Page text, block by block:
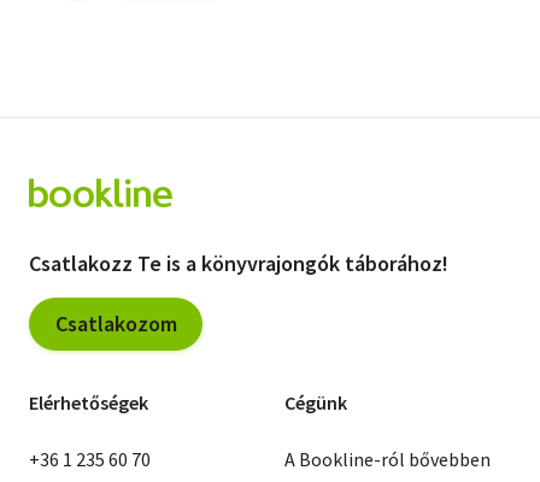
Csatlakozz Te is a könyvrajongók táborához!
Csatlakozom
Elérhetőségek
+36 1 235 60 70
Cégünk
A Bookline-ról bővebben